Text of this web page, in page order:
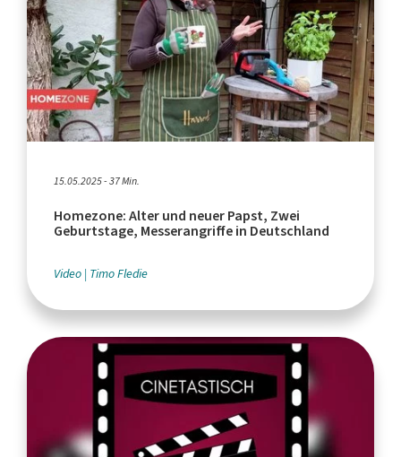
15.05.2025 - 37 Min.
Homezone: Alter und neuer Papst, Zwei
Geburtstage, Messerangriffe in Deutschland
Video Timo Fledie